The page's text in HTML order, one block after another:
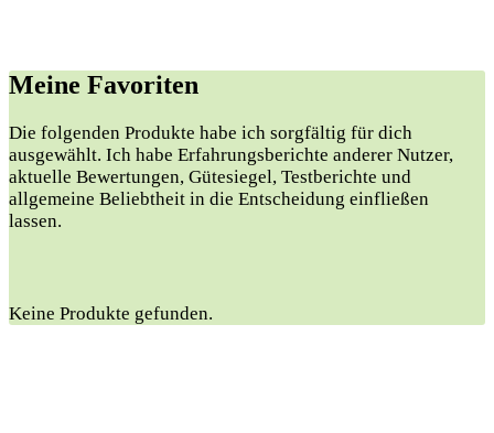
Meine Favoriten
Die folgenden Produkte habe ich sorgfältig für dich
ausgewählt. Ich habe Erfahrungsberichte anderer Nutzer,
aktuelle Bewertungen, Gütesiegel,⁤ Testberichte​ und
allgemeine⁣ Beliebtheit in die Entscheidung einfließen
lassen.
Keine Produkte gefunden.